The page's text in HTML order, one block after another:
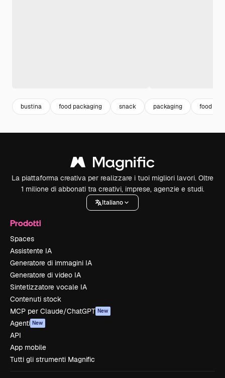
bustina food packaging snack packaging food
La piattaforma creativa per realizzare i tuoi migliori lavori. Oltre
1 milione di abbonati tra creativi, imprese, agenzie e studi.
Italiano
Prodotti
Spaces
Assistente IA
Generatore di immagini IA
Generatore di video IA
Sintetizzatore vocale IA
Contenuti stock
MCP per Claude/ChatGPT New
Agenti New
API
App mobile
Tutti gli strumenti Magnific